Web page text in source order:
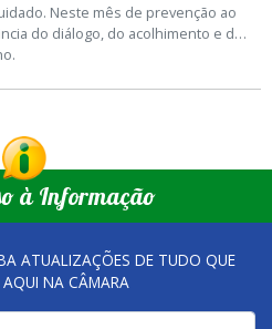
Neste mês de prevenção ao
do diálogo, do acolhimento e da
à Informação
ATUALIZAÇÕES DE TUDO QUE
NA CÂMARA